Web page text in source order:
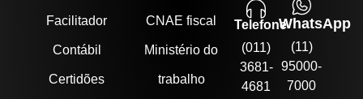
Facilitador
Contábil
Certidões
CNAE fiscal
Ministério do
trabalho
Telefone
(011)
3681-
4681
WhatsApp
(11)
95000-
7000